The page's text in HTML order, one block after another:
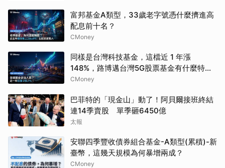
富邦基金A類型，33歲老字號憑什麼擠進高
配息前十名？
CMoney
同樣是台灣科技基金，這檔近 1 年漲
148%，路博邁台灣5G股票基金有什麼特
別？
CMoney
巴菲特的「現金山」動了！阿貝爾接班終結
連14季賣股 單季砸6450億
太報
安聯四季豐收債券組合基金-A類型(累積)-新
臺幣，這幾天規模為何暴增兩成？
CMoney